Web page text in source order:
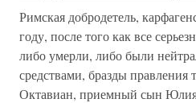
Римская добродетель,
году, после того как все
либо умерли, либо были
средствами, бразды правления
Октавиан, приемный сын